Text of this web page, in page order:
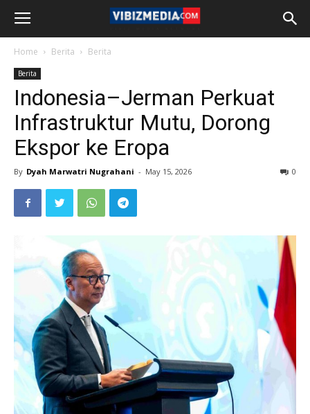
Home Berita Berita
Berita
Indonesia–Jerman Perkuat
Infrastruktur Mutu, Dorong
Ekspor ke Eropa
By Dyah Marwatri Nugrahani - May 15, 2026 0